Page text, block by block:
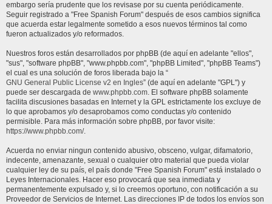
embargo sería prudente que los revisase por su cuenta periódicamente.
Seguir registrado a "Free Spanish Forum" después de esos cambios significa
que acuerda estar legalmente sometido a esos nuevos términos tal como
fueron actualizados y/o reformados.
Nuestros foros están desarrollados por phpBB (de aquí en adelante "ellos",
"sus", "software phpBB", "www.phpbb.com", "phpBB Limited", "phpBB Teams")
el cual es una solución de foros liberada bajo la “
GNU General Public License v2 en Ingles” (de aquí en adelante "GPL") y
puede ser descargada de www.phpbb.com. El software phpBB solamente
facilita discusiones basadas en Internet y la GPL estrictamente los excluye de
lo que aprobamos y/o desaprobamos como conductas y/o contenido
permisible. Para más información sobre phpBB, por favor visite:
https://www.phpbb.com/.
Acuerda no enviar ningun contenido abusivo, obsceno, vulgar, difamatorio,
indecente, amenazante, sexual o cualquier otro material que pueda violar
cualquier ley de su país, el país donde "Free Spanish Forum" está instalado o
Leyes Internacionales. Hacer eso provocará que sea inmediata y
permanentemente expulsado y, si lo creemos oportuno, con notificación a su
Proveedor de Servicios de Internet. Las direcciones IP de todos los envíos son